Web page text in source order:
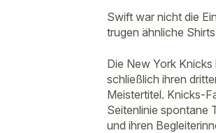
Swift war nicht die
trugen ähnliche
Die New York
schließlich ihren
Meistertitel. Knicks-
Seitenlinie spontane
und ihren